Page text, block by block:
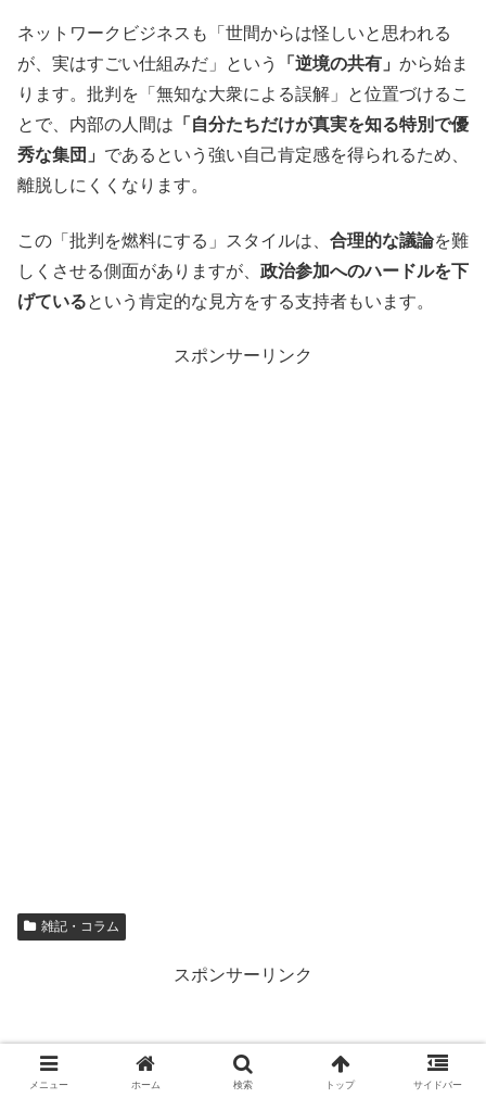
ネットワークビジネスも「世間からは怪しいと思われる
が、実はすごい仕組みだ」という
「逆境の共有」 から始ま
ります。批判を「無知な大衆による誤解」と位置づけるこ
とで、内部の人間は 「自分たちだけが真実を知る特別で優
秀な集団」 であるという強い自己肯定感を得られるため、
離脱しにくくなります。
この「批判を燃料にする」スタイルは、 合理的な議論を難
しくさせる側面がありますが、 政治参加へのハードルを下
げているという肯定的な見方をする支持者もいます。
スポンサーリンク
雑記・コラム
スポンサーリンク
メニュー ホーム 検索 トップ サイドバー